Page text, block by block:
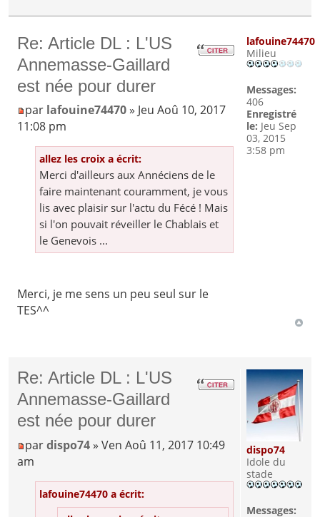
Re: Article DL : L'US
Annemasse-Gaillard
est née pour durer
par lafouine74470» Jeu Aoû 10, 2017
11:08 pm
allez les croix a écrit:
Merci d'ailleurs aux Annéciens de le
faire maintenant couramment, je vous
lis avec plaisir sur l'actu du Fécé ! Mais
si l'on pouvait réveiller le Chablais et
le Genevois ...
Merci, je me sens un peu seul sur le
TES^^
lafouine74470
Milieu
Messages:
406
Enregistré
le: Jeu Sep
03, 2015
3:58 pm
Re: Article DL : L'US
Annemasse-Gaillard
est née pour durer
pardispo74 » Ven Aoû 11, 2017 10:49
am
lafouine74470 a écrit:
dispo74
Idole du
stade
Messages: